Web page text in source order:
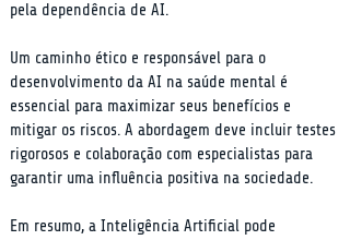
pela dependência de AI.
Um caminho ético e responsável para o
desenvolvimento da AI na saúde mental é
essencial para maximizar seus benefícios e
mitigar os riscos. A abordagem deve incluir testes
rigorosos e colaboração com especialistas para
garantir uma influência positiva na sociedade.
Em resumo, a Inteligência Artificial pode